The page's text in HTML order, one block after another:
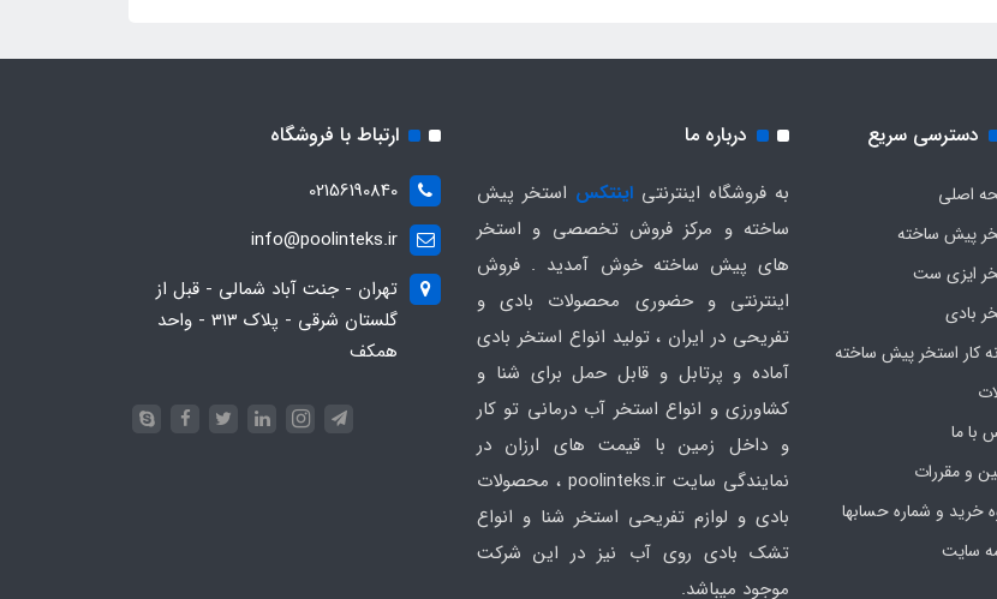
دسترسی سریع
اصلی
پیش ساخته
ایزی ست
بادی
کار استخر پیش ساخته
با ما
و مقررات
خرید و شماره حسابها
سایت
درباره ما
به فروشگاه اینترنتی اینتکس استخر پیش
ساخته و مرکز فروش تخصصی و استخر
های پیش ساخته خوش آمدید . فروش
اینترنتی و حضوری محصولات بادی و
تفریحی در ایران ، تولید انواع استخر بادی
آماده و پرتابل و قابل حمل برای شنا و
کشاورزی و انواع استخر آب درمانی تو کار
و داخل زمین با قیمت های ارزان در
نمایندگی سایت poolinteks.ir ، محصولات
بادی و لوازم تفریحی استخر شنا و انواع
تشک بادی روی آب نیز در این شرکت
موجود میباشد.
ارتباط با فروشگاه
02156190840
info@poolinteks.ir
تهران - جنت آباد شمالی - قبل از
گلستان شرقی - پلاک 313 - واحد
همکف